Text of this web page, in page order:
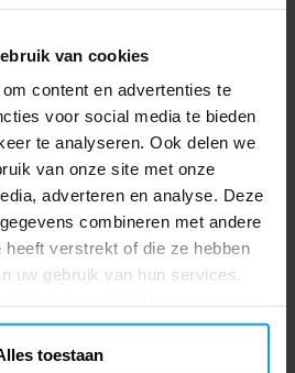
van cookies
content en advertenties te
voor social media te bieden
te analyseren. Ook delen we
van onze site met onze
adverteren en analyse. Deze
combineren met andere
heeft verstrekt of die ze hebben
uw gebruik van hun services.
toestaan